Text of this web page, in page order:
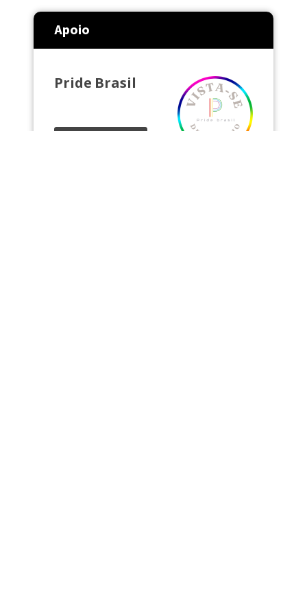
Apoio
Pride Brasil